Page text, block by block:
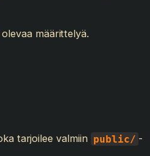
määrittelyä.
tarjoilee valmiin public/ -